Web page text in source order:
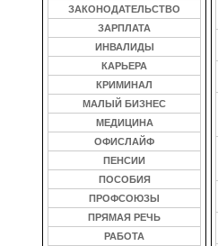
ЗАКОНОДАТЕЛЬСТВО
ЗАРПЛАТА
ИНВАЛИДЫ
КАРЬЕРА
КРИМИНАЛ
МАЛЫЙ БИЗНЕС
МЕДИЦИНА
ОФИСЛАЙФ
ПЕНСИИ
ПОСОБИЯ
ПРОФСОЮЗЫ
ПРЯМАЯ РЕЧЬ
РАБОТА